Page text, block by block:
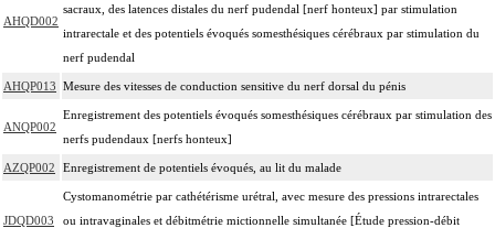
AHQD002
sacraux, des latences distales du nerf pudendal [nerf honteux] par stimulation
intrarectale et des potentiels évoqués somesthésiques cérébraux par stimulation du
nerf pudendal
AHQP013 Mesure des vitesses de conduction sensitive du nerf dorsal du pénis
ANQP002
Enregistrement des potentiels évoqués somesthésiques cérébraux par stimulation des
nerfs pudendaux [nerfs honteux]
AZQP002 Enregistrement de potentiels évoqués, au lit du malade
JDQD003
Cystomanométrie par cathétérisme urétral, avec mesure des pressions intrarectales
ou intravaginales et débitmétrie mictionnelle simultanée [Étude pression-débit